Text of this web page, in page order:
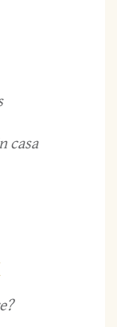
casa